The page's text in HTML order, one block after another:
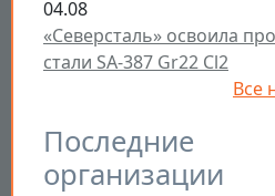
04.08
«Северсталь» освоила
стали SA-387 Gr22 Cl2
Все
Последние
организации